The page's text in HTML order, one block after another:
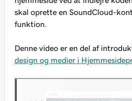
skal oprette en SoundCloud-
funktion.
Denne video er en del af
design og medier i